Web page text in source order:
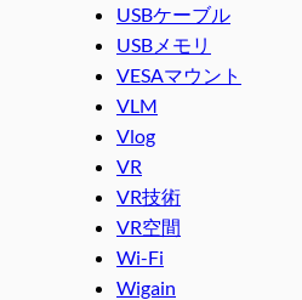
USBケーブル
USBメモリ
VESAマウント
VLM
Vlog
VR
VR技術
VR空間
Wi-Fi
Wigain